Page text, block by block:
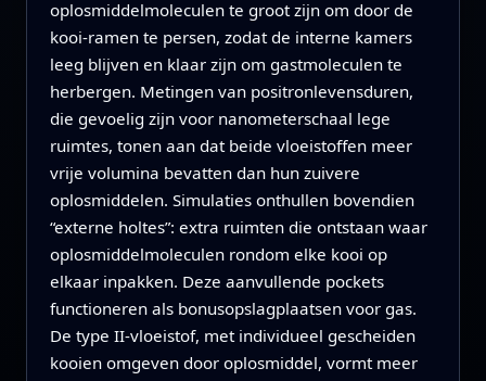
oplosmiddelmoleculen te groot zijn om door de
kooi-ramen te persen, zodat de interne kamers
leeg blijven en klaar zijn om gastmoleculen te
herbergen. Metingen van positronlevensduren,
die gevoelig zijn voor nanometerschaal lege
ruimtes, tonen aan dat beide vloeistoffen meer
vrije volumina bevatten dan hun zuivere
oplosmiddelen. Simulaties onthullen bovendien
“externe holtes”: extra ruimten die ontstaan waar
oplosmiddelmoleculen rondom elke kooi op
elkaar inpakken. Deze aanvullende pockets
functioneren als bonusopslagplaatsen voor gas.
De type II-vloeistof, met individueel gescheiden
kooien omgeven door oplosmiddel, vormt meer